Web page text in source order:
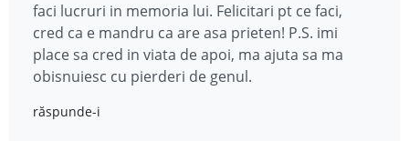
faci lucruri in memoria lui. Felicitari pt ce faci,
cred ca e mandru ca are asa prieten! P.S. imi
place sa cred in viata de apoi, ma ajuta sa ma
obisnuiesc cu pierderi de genul.
răspunde-i